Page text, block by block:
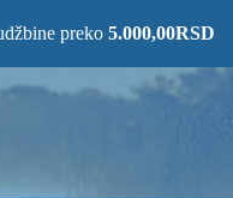
preko 5.000,00RSD